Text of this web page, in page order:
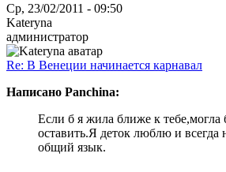
Ср, 23/02/2011 - 09:50
Kateryna
администратор
Re: В Венеции начинается карнавал
Написано Panchina:
Если б я жила ближе к тебе,могла
оставить.Я деток люблю и всегда
общий язык.